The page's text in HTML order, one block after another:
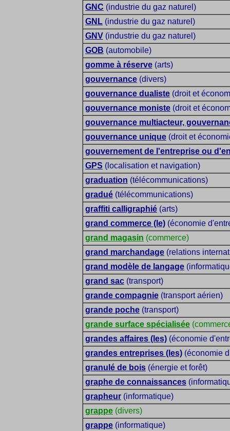
GNC (industrie du gaz naturel)
GNL (industrie du gaz naturel)
GNV (industrie du gaz naturel)
GOB (automobile)
gomme à réserve (arts)
gouvernance (divers)
gouvernance dualiste (droit et
gouvernance moniste (droit et
gouvernance multiacteur,
gouvernance unique (droit et
gouvernement de l'entreprise ou
GPS (localisation et navigation)
graduation (télécommunications)
gradué (télécommunications)
graffiti calligraphié (arts)
grand commerce (le) (économie
grand magasin (commerce)
grand marchandage (relations
grand modèle de langage
grand sac (transport)
grande compagnie (transport aérien)
grande poche (transport)
grande surface spécialisée
grandes affaires (les) (économie
grandes entreprises (les) (économie
granulé de bois (énergie et forêt)
graphe de connaissances
grapheur (informatique)
grappe (divers)
grappe (informatique)